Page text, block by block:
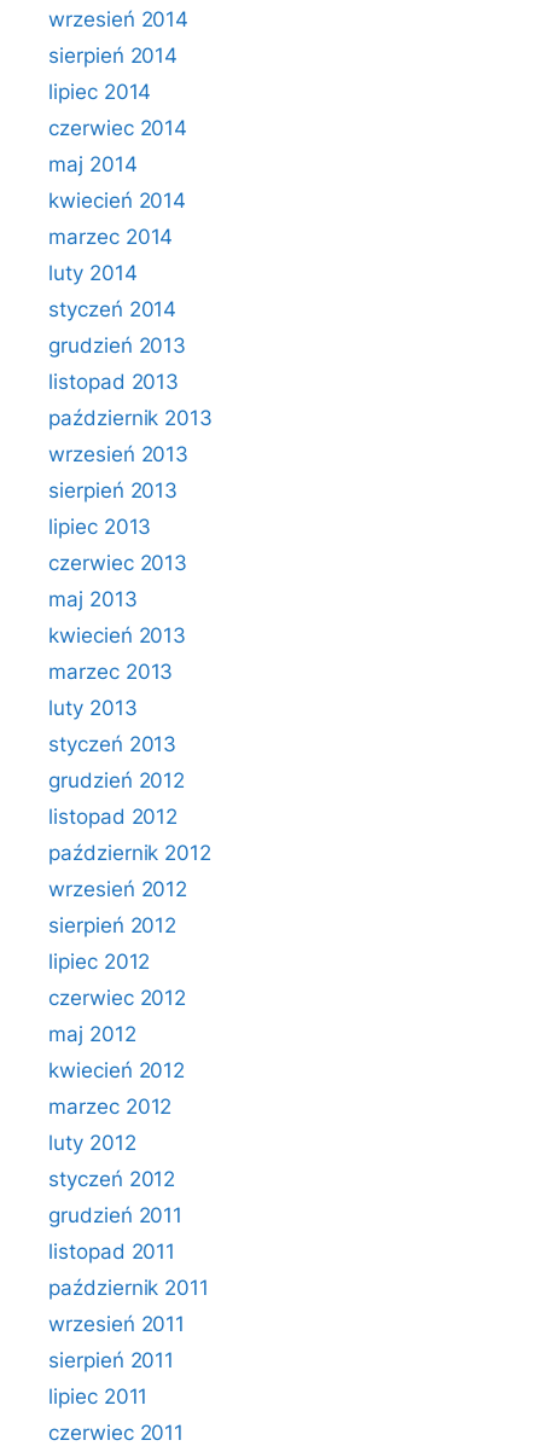
wrzesień 2014
sierpień 2014
lipiec 2014
czerwiec 2014
maj 2014
kwiecień 2014
marzec 2014
luty 2014
styczeń 2014
grudzień 2013
listopad 2013
październik 2013
wrzesień 2013
sierpień 2013
lipiec 2013
czerwiec 2013
maj 2013
kwiecień 2013
marzec 2013
luty 2013
styczeń 2013
grudzień 2012
listopad 2012
październik 2012
wrzesień 2012
sierpień 2012
lipiec 2012
czerwiec 2012
maj 2012
kwiecień 2012
marzec 2012
luty 2012
styczeń 2012
grudzień 2011
listopad 2011
październik 2011
wrzesień 2011
sierpień 2011
lipiec 2011
czerwiec 2011